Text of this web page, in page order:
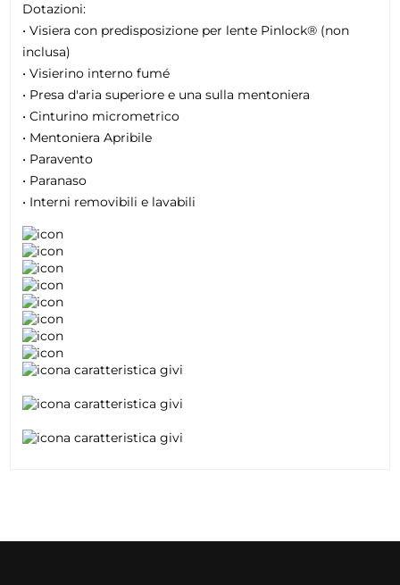
Dotazioni:
• Visiera con predisposizione per lente Pinlock® (non
inclusa)
• Visierino interno fumé
• Presa d'aria superiore e una sulla mentoniera
• Cinturino micrometrico
• Mentoniera Apribile
• Paravento
• Paranaso
• Interni removibili e lavabili